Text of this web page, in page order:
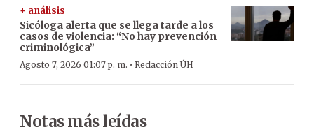
+ análisis
Sicóloga alerta que se llega tarde a los
casos de violencia: “No hay prevención
criminológica”
Agosto 7, 2026 01:07 p. m. · Redacción ÚH
Notas más leídas